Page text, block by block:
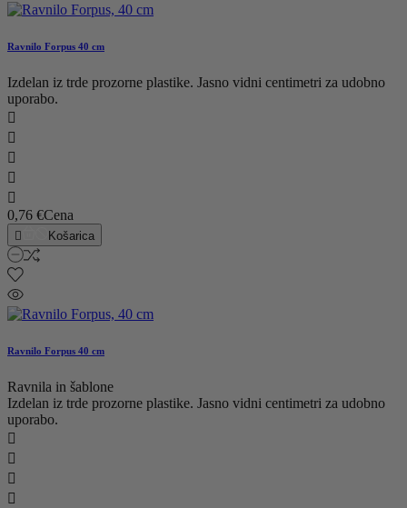
Ravnilo Forpus 40 cm
Izdelan iz trde prozorne plastike. Jasno vidni centimetri za udobno
uporabo.





0,76 €Cena
 Košarica
Ravnilo Forpus 40 cm
Ravnila in šablone
Izdelan iz trde prozorne plastike. Jasno vidni centimetri za udobno
uporabo.



